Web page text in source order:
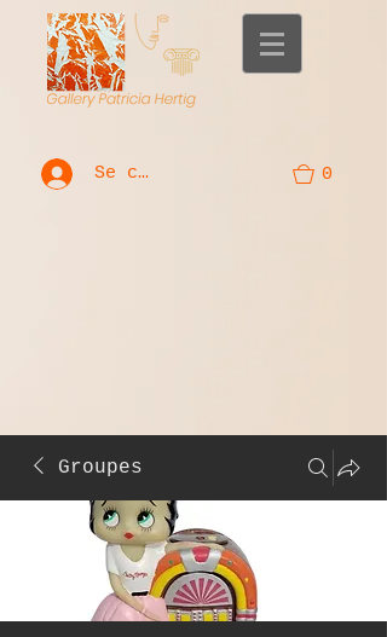
Se connecter 0
Groupes